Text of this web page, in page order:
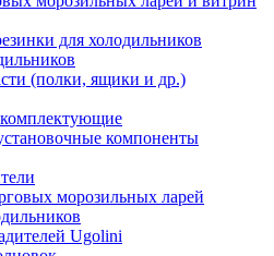
для холодильников
(полки, ящики и др.)
компоненты
морозильных ларей
Ugolini